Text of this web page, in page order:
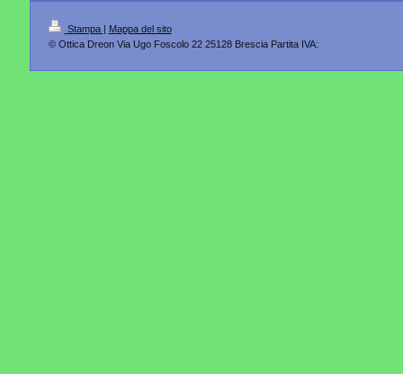
Stampa | Mappa del sito
© Ottica Dreon Via Ugo Foscolo 22 25128 Brescia Partita IVA: